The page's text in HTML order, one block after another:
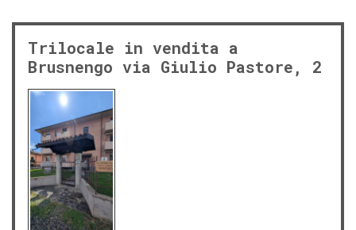
Trilocale in vendita a
Brusnengo via Giulio Pastore, 2